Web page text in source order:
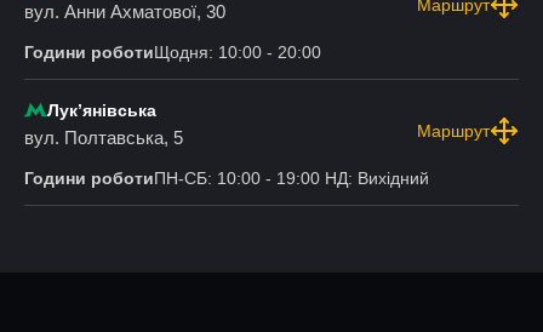
вул. Анни Ахматової, 30 Маршрут
Години роботиЩодня: 10:00 - 20:00
Лукʼянівська
вул. Полтавська, 5 Маршрут
Години роботиПН-СБ: 10:00 - 19:00 НД: Вихідний